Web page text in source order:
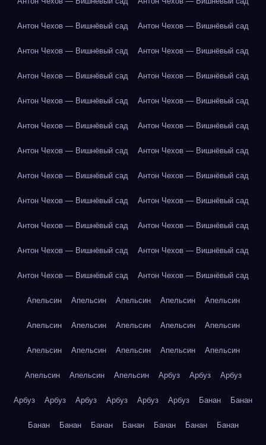
Антон Чехов — Вишнёвый сад Антон Чехов — Вишнёвый сад
Антон Чехов — Вишнёвый сад Антон Чехов — Вишнёвый сад
Антон Чехов — Вишнёвый сад Антон Чехов — Вишнёвый сад
Антон Чехов — Вишнёвый сад Антон Чехов — Вишнёвый сад
Антон Чехов — Вишнёвый сад Антон Чехов — Вишнёвый сад
Антон Чехов — Вишнёвый сад Антон Чехов — Вишнёвый сад
Антон Чехов — Вишнёвый сад Антон Чехов — Вишнёвый сад
Антон Чехов — Вишнёвый сад Антон Чехов — Вишнёвый сад
Антон Чехов — Вишнёвый сад Антон Чехов — Вишнёвый сад
Антон Чехов — Вишнёвый сад Антон Чехов — Вишнёвый сад
Антон Чехов — Вишнёвый сад Антон Чехов — Вишнёвый сад
Апельсин Апельсин Апельсин Апельсин Апельсин
Апельсин Апельсин Апельсин Апельсин Апельсин
Апельсин Апельсин Апельсин Апельсин Апельсин
Апельсин Апельсин Апельсин Арбуз Арбуз Арбуз
Арбуз Арбуз Арбуз Арбуз Арбуз Арбуз Банан Банан
Банан Банан Банан Банан Банан Банан Банан